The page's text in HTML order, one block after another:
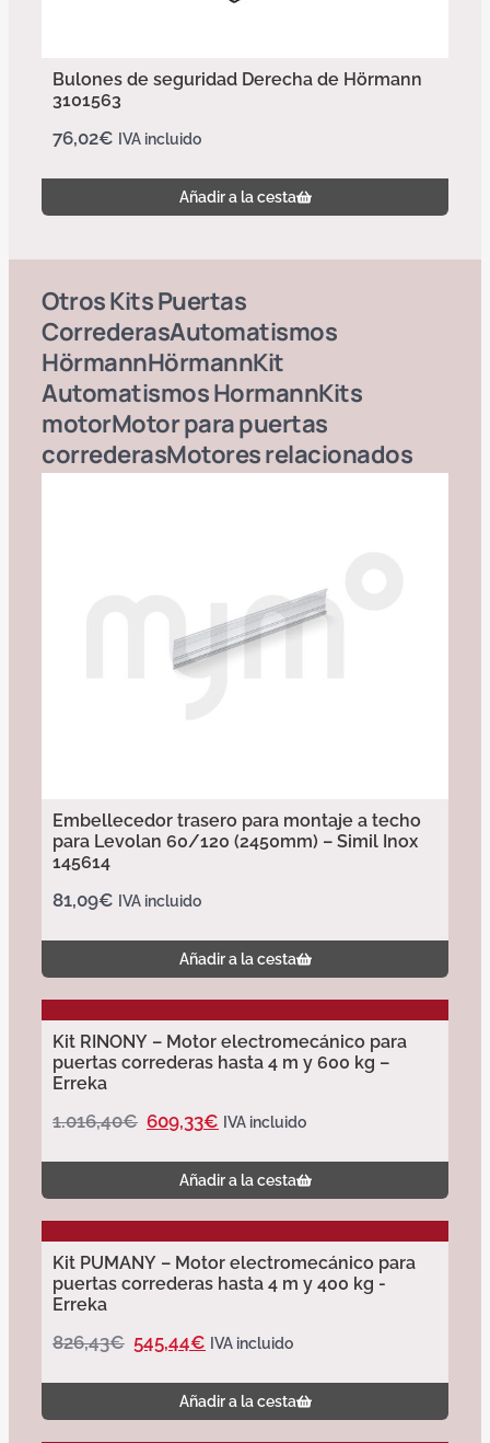
Bulones de seguridad Derecha de Hörmann
3101563
76,02€ IVA incluido
Añadir a la cesta
OtrosKits Puertas
CorrederasAutomatismos
HörmannHörmannKit
Automatismos HormannKits
motorMotor para puertas
correderasMotoresrelacionados
Embellecedor trasero para montaje a techo
para Levolan 60/120 (2450mm) – Simil Inox
145614
81,09€ IVA incluido
Añadir a la cesta
Kit RINONY – Motor electromecánico para
puertas correderas hasta 4 m y 600 kg –
Erreka
1.016,40€ 609,33€ IVA incluido
Añadir a la cesta
Kit PUMANY – Motor electromecánico para
puertas correderas hasta 4 m y 400 kg -
Erreka
826,43€ 545,44€ IVA incluido
Añadir a la cesta